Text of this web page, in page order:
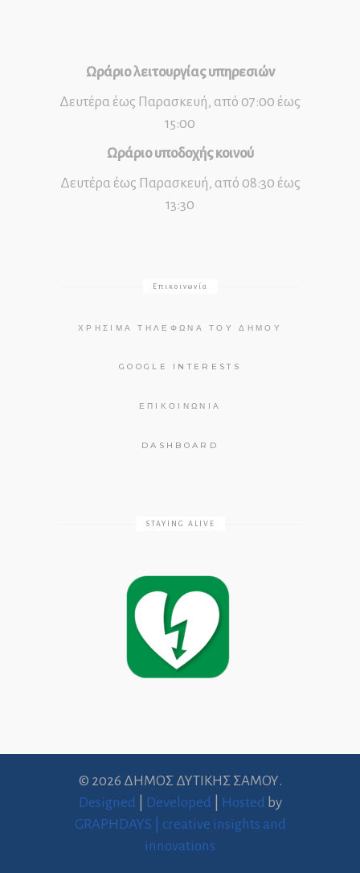
Ωράριο λειτουργίας υπηρεσιών
Δευτέρα έως Παρασκευή, από 07:00 έως
15:00
Ωράριο υποδοχής κοινού
Δευτέρα έως Παρασκευή, από 08:30 έως
13:30
Επικοινωνία
ΧΡΉΣΙΜΑ ΤΗΛΈΦΩΝΑ ΤΟΥ ΔΉΜΟΥ
GOOGLE INTERESTS
ΕΠΙΚΟΙΝΩΝΊΑ
DASHBOARD
STAYING ALIVE
© 2026 ΔΗΜΟΣ ΔΥΤΙΚΗΣ ΣΑΜΟΥ.
Designed
Developed Hosted by
GRAPHDAYS | creative insights and
innovations